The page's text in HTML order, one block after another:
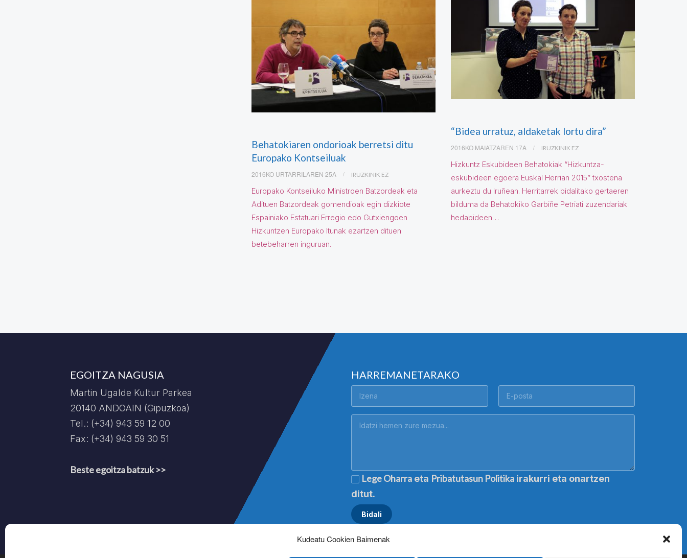
Kudeatu Cookien Baimenak
“Bidea urratuz, aldaketak lortu dira”
2016KO MAIATZAREN 17A IRUZKINIK EZ
Hizkuntz Eskubideen Behatokiak “Hizkuntza-
eskubideen egoera Euskal Herrian 2015” txostena
aurkeztu du Iruñean. Herritarrek bidalitako gertaeren
bilduma da Behatokiko Garbiñe Petriati zuzendariak
hedabideen…
Behatokiaren ondorioak berretsi ditu
Europako Kontseiluak
2016KO URTARRILAREN 25A IRUZKINIK EZ
Europako Kontseiluko Ministroen Batzordeak eta
Adituen Batzordeak gomendioak egin dizkiote
Espainiako Estatuari Erregio edo Gutxiengoen
Hizkuntzen Europako Itunak ezartzen dituen
betebeharren inguruan.
EGOITZA NAGUSIA
Martin Ugalde Kultur Parkea
20140 ANDOAIN (Gipuzkoa)
Tel.: (+34) 943 59 12 00
Fax: (+34) 943 59 30 51
Beste egoitza batzuk >>
HARREMANETARAKO
Lege Oharra eta Pribatutasun Politika irakurri eta onartzen
ditut.